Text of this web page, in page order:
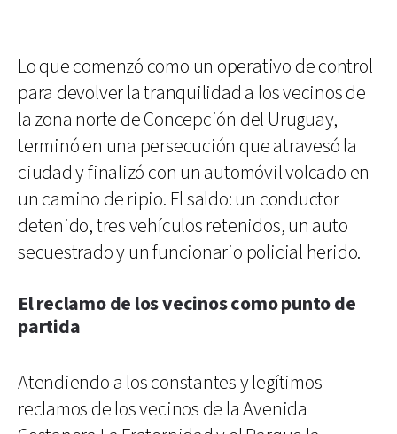
Lo que comenzó como un operativo de control
para devolver la tranquilidad a los vecinos de
la zona norte de Concepción del Uruguay,
terminó en una persecución que atravesó la
ciudad y finalizó con un automóvil volcado en
un camino de ripio. El saldo: un conductor
detenido, tres vehículos retenidos, un auto
secuestrado y un funcionario policial herido.
El reclamo de los vecinos como punto de
partida
Atendiendo a los constantes y legítimos
reclamos de los vecinos de la Avenida